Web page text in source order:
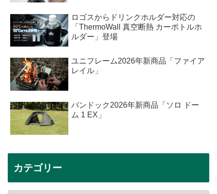
ロゴスからドリンクホルダー対応の
「ThermoWall 真空断熱 カーボトルホ
ルダー」登場
ユニフレーム2026年新商品「ファイア
レイル」
バンドック2026年新商品「ソロ ドー
ム 1 EX」
カテゴリー